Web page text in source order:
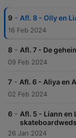
9 - Afl. 8 - Olly en
16 Feb 2024
8 - Afl. 7 - De
09 Feb 2024
7 - Afl. 6 - Aliya en
02 Feb 2024
6 - Afl. 5 - Liann en
26 Jan 2024